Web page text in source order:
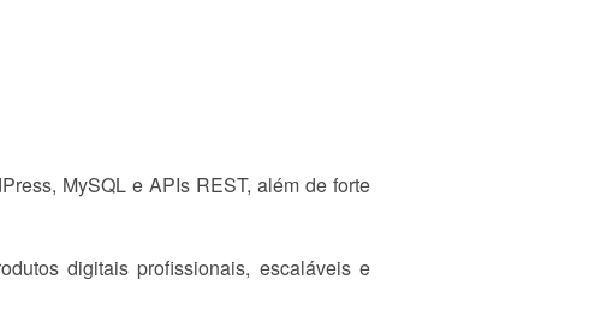
MySQL e APIs REST, além de forte
digitais profissionais, escaláveis e